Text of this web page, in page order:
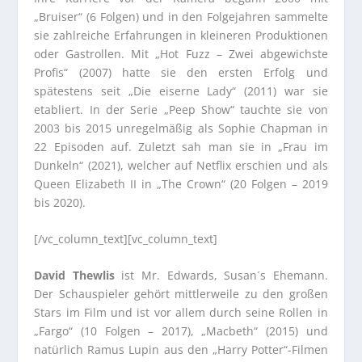
„Bruiser“ (6 Folgen) und in den Folgejahren sammelte
sie zahlreiche Erfahrungen in kleineren Produktionen
oder Gastrollen. Mit „Hot Fuzz – Zwei abgewichste
Profis“ (2007) hatte sie den ersten Erfolg und
spätestens seit „Die eiserne Lady“ (2011) war sie
etabliert. In der Serie „Peep Show“ tauchte sie von
2003 bis 2015 unregelmäßig als Sophie Chapman in
22 Episoden auf. Zuletzt sah man sie in „Frau im
Dunkeln“ (2021), welcher auf Netflix erschien und als
Queen Elizabeth II in „The Crown“ (20 Folgen – 2019
bis 2020).
[/vc_column_text][vc_column_text]
David Thewlisist Mr. Edwards, Susan´s Ehemann.
Der Schauspieler gehört mittlerweile zu den großen
Stars im Film und ist vor allem durch seine Rollen in
„Fargo“ (10 Folgen – 2017), „Macbeth“ (2015) und
natürlich Ramus Lupin aus den „Harry Potter“-Filmen